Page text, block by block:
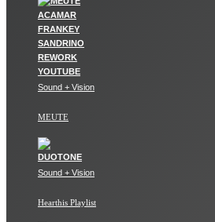
Sound + Vision
MEUTE
Sound + Vision
Hearthis Playlist